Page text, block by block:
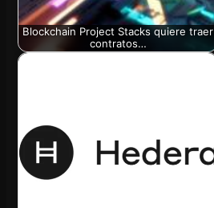
Blockchain Project Stacks quiere traer
contratos…